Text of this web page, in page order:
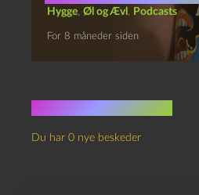
Hygge, Øl og Ævl , Podcasts
For 8 måneder siden
Du har 0 nye beskeder